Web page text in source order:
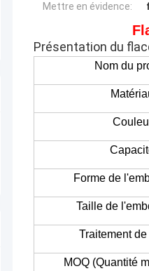
Mettre en évidence:
Présentation du
Nom du
Forme de
Taille de
Traitement
MOQ (Quantité